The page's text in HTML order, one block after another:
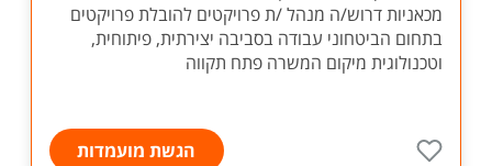
מכאניות דרוש/ה מנהל /ת פרויקטים להובלת פרויקטים
בתחום הביטחוני עבודה בסביבה יצירתית, פיתוחית,
וטכנולוגית מיקום המשרה פתח תקווה
הגשת מועמדות